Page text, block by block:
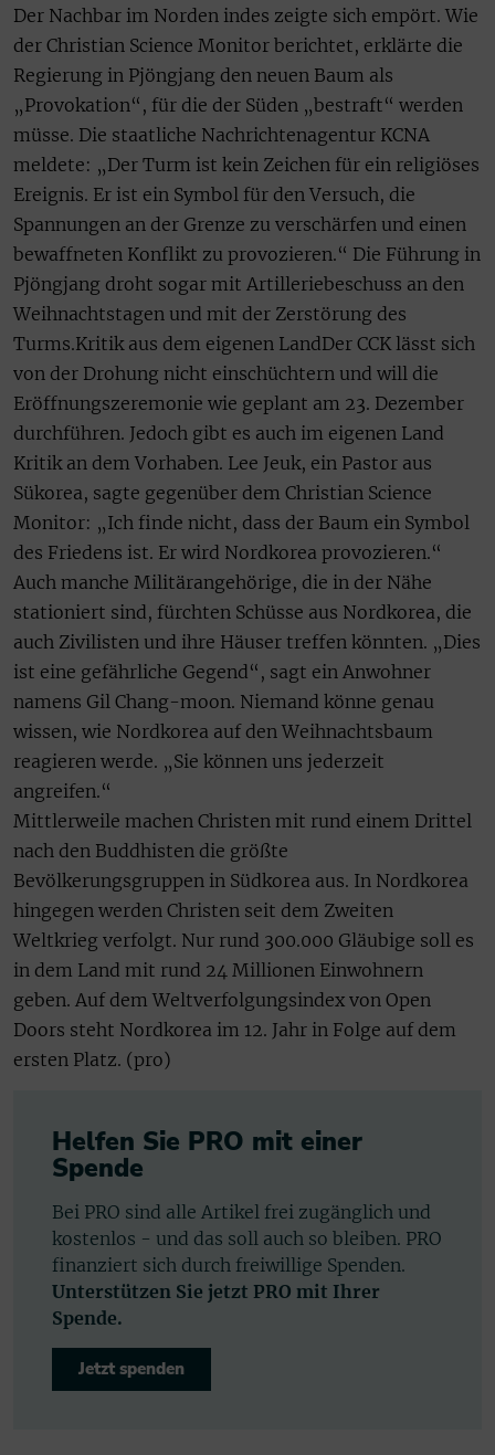
Der Nachbar im Norden indes zeigte sich empört. Wie
der Christian Science Monitor berichtet, erklärte die
Regierung in Pjöngjang den neuen Baum als
„Provokation“, für die der Süden „bestraft“ werden
müsse. Die staatliche Nachrichtenagentur KCNA
meldete: „Der Turm ist kein Zeichen für ein religiöses
Ereignis. Er ist ein Symbol für den Versuch, die
Spannungen an der Grenze zu verschärfen und einen
bewaffneten Konflikt zu provozieren.“ Die Führung in
Pjöngjang droht sogar mit Artilleriebeschuss an den
Weihnachtstagen und mit der Zerstörung des
Turms.Kritik aus dem eigenen LandDer CCK lässt sich
von der Drohung nicht einschüchtern und will die
Eröffnungszeremonie wie geplant am 23. Dezember
durchführen. Jedoch gibt es auch im eigenen Land
Kritik an dem Vorhaben. Lee Jeuk, ein Pastor aus
Sükorea, sagte gegenüber dem Christian Science
Monitor: „Ich finde nicht, dass der Baum ein Symbol
des Friedens ist. Er wird Nordkorea provozieren.“
Auch manche Militärangehörige, die in der Nähe
stationiert sind, fürchten Schüsse aus Nordkorea, die
auch Zivilisten und ihre Häuser treffen könnten. „Dies
ist eine gefährliche Gegend“, sagt ein Anwohner
namens Gil Chang-moon. Niemand könne genau
wissen, wie Nordkorea auf den Weihnachtsbaum
reagieren werde. „Sie können uns jederzeit
angreifen.“
Mittlerweile machen Christen mit rund einem Drittel
nach den Buddhisten die größte
Bevölkerungsgruppen in Südkorea aus. In Nordkorea
hingegen werden Christen seit dem Zweiten
Weltkrieg verfolgt. Nur rund 300.000 Gläubige soll es
in dem Land mit rund 24 Millionen Einwohnern
geben. Auf dem Weltverfolgungsindex von Open
Doors steht Nordkorea im 12. Jahr in Folge auf dem
ersten Platz. (pro)
Helfen Sie PRO mit einer
Spende
Bei PRO sind alle Artikel frei zugänglich und
kostenlos - und das soll auch so bleiben. PRO
finanziert sich durch freiwillige Spenden.
Unterstützen Sie jetzt PRO mit Ihrer
Spende.
Jetzt spenden